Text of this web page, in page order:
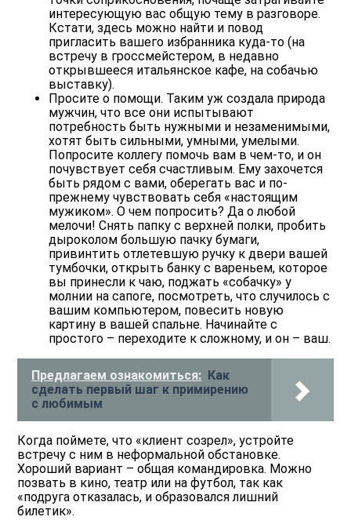
интересующую вас общую тему в разговоре.
Кстати, здесь можно найти и повод
пригласить вашего избранника куда-то (на
встречу в гроссмейстером, в недавно
открывшееся итальянское кафе, на собачью
выставку).
Просите о помощи. Таким уж создала природа
мужчин, что все они испытывают
потребность быть нужными и незаменимыми,
хотят быть сильными, умными, умелыми.
Попросите коллегу помочь вам в чем-то, и он
почувствует себя счастливым. Ему захочется
быть рядом с вами, оберегать вас и по-
прежнему чувствовать себя «настоящим
мужиком». О чем попросить? Да о любой
мелочи! Снять папку с верхней полки, пробить
дыроколом большую пачку бумаги,
привинтить отлетевшую ручку к двери вашей
тумбочки, открыть банку с вареньем, которое
вы принесли к чаю, поджать «собачку» у
молнии на сапоге, посмотреть, что случилось с
вашим компьютером, повесить новую
картину в вашей спальне. Начинайте с
простого – переходите к сложному, и он – ваш.
Предлагаем ознакомиться: Как
сделать первый шаг к примирению
с любимым
Когда поймете, что «клиент созрел», устройте
встречу с ним в неформальной обстановке.
Хороший вариант – общая командировка. Можно
позвать в кино, театр или на футбол, так как
«подруга отказалась, и образовался лишний
билетик».